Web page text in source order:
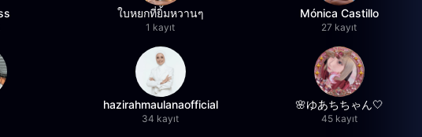
ใบหยกที่ยิ้มหวานๆ
1 kayıt
Mónica Castillo
27 kayıt
hazirahmaulanaofficial
34 kayıt
🌸ゆあちちゃん🤍
45 kayıt